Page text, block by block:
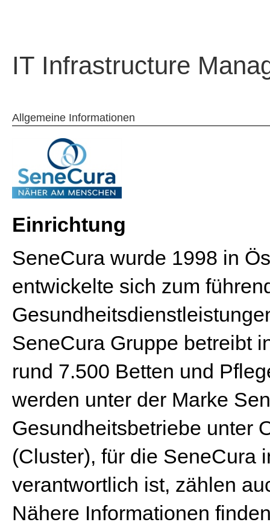
IT Infrastructure
Allgemeine Informationen
Einrichtung
SeneCura wurde 1998 in
entwickelte sich zum
SeneCura Gruppe betreibt
rund 7.500 Betten und
werden unter der Marke
Gesundheitsbetriebe unter
(Cluster), für die SeneCura
verantwortlich ist, zählen
Nähere Informationen